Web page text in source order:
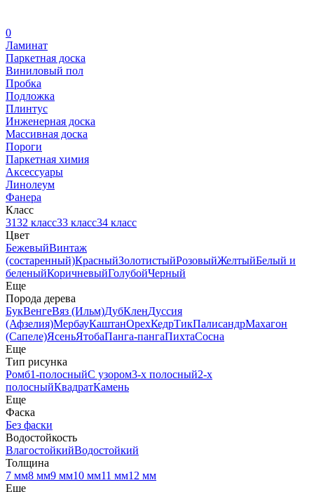
0
Ламинат
Паркетная доска
Виниловый пол
Пробка
Подложка
Плинтус
Инженерная доска
Массивная доска
Пороги
Паркетная химия
Аксессуары
Линолеум
Фанера
Класс
3132 класс33 класс34 класс
Цвет
БежевыйВинтаж
(состаренный)КрасныйЗолотистыйРозовыйЖелтыйБелый и
беленыйКоричневыйГолубойЧерный
Еще
Порода дерева
БукВенгеВяз (Ильм)ДубКленДуссия
(Афзелия)МербауКаштанОрехКедрТикПалисандрМахагон
(Сапеле)ЯсеньЯтобаПанга-пангаПихтаСосна
Еще
Тип рисунка
Ромб1-полосныйС узором3-х полосный2-х
полосныйКвадратКамень
Еще
Фаска
Без фаски
Водостойкость
ВлагостойкийВодостойкий
Толщина
7 мм8 мм9 мм10 мм11 мм12 мм
Еще